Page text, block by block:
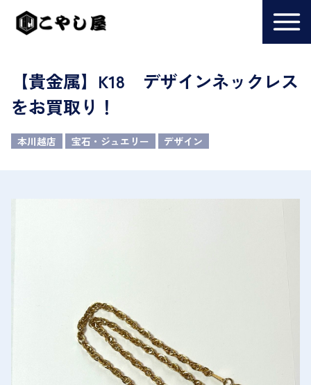
【貴金属】K18 デザインネックレス
をお買取り！
本川越店 宝石・ジュエリー デザイン